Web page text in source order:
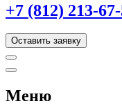
+7 (812) 213-
Оставить заявку
Меню